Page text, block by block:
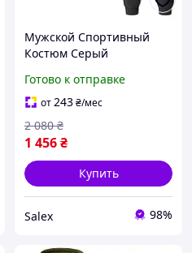
Мужской Спортивный
Костюм Серый
Брюки Кофта Флисовый
Унисекс Salex Чоловічий
Спортивний Костюм
Сірий
Готово к отправке
от243₴/мес
1 456₴
2 080 ₴
Купить
Salex 98%